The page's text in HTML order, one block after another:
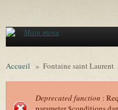
Main menu
Accueil » Fontaine saint Laurent
Deprecated function :